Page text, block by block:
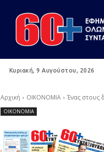
Κυριακή, 9 Αυγούστου, 2026
Αρχική ΟΙΚΟΝΟΜΙΑ Ένας στους
ΟΙΚΟΝΟΜΙΑ